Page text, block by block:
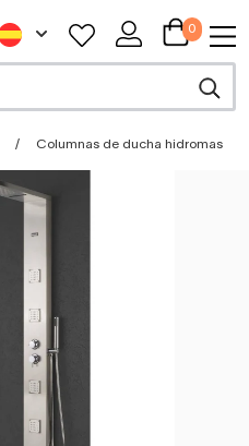
0
Columnas de ducha hidromasaje